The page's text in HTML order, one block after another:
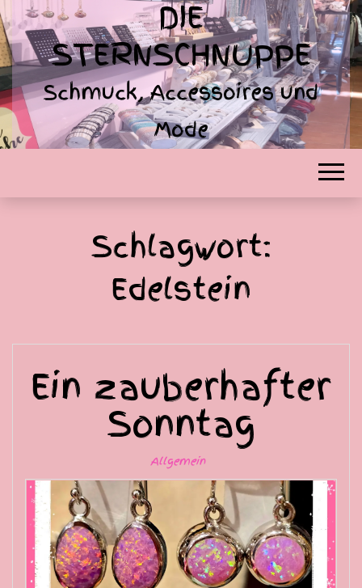
DIE
STERNSCHNUPPE
Schmuck, Accessoires und
Mode
Schlagwort:
Edelstein
Ein zauberhafter
Sonntag
Allgemein